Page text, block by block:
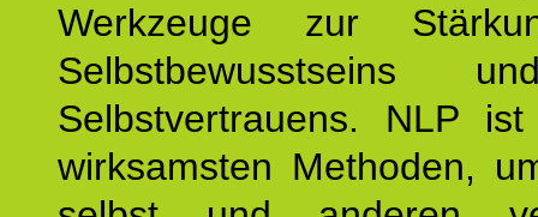
Werkzeuge zur
Selbstbewusstseins
Selbstvertrauens. NLP
wirksamsten Methoden,